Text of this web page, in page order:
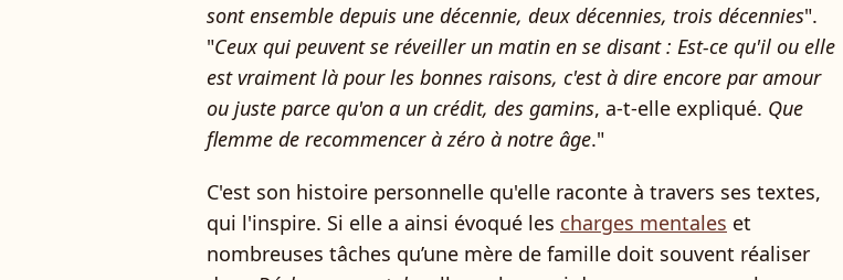
sont ensemble depuis une décennie, deux décennies, trois décennies".
"Ceux qui peuvent se réveiller un matin en se disant : Est-ce qu'il ou elle
est vraiment là pour les bonnes raisons, c'est à dire encore par amour
ou juste parce qu'on a un crédit, des gamins, a-t-elle expliqué. Que
flemme de recommencer à zéro à notre âge."
C'est son histoire personnelle qu'elle raconte à travers ses textes,
qui l'inspire. Si elle a ainsi évoqué les charges mentales et
nombreuses tâches qu’une mère de famille doit souvent réaliser